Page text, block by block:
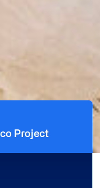
Project